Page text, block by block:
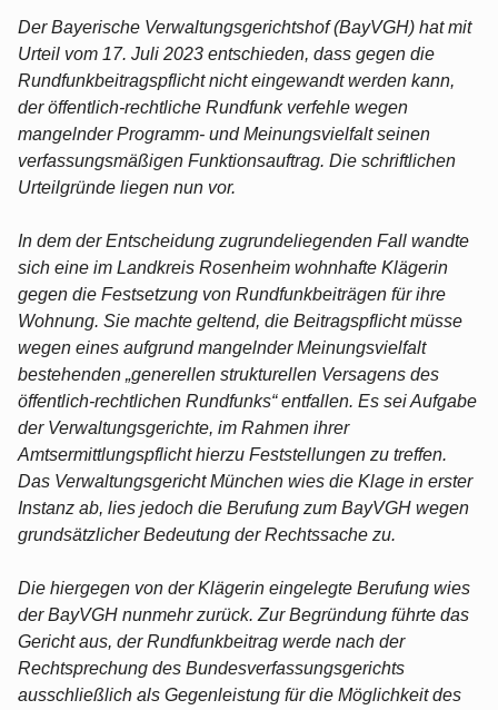
Der Bayerische Verwaltungsgerichtshof (BayVGH) hat mit
Urteil vom 17. Juli 2023 entschieden, dass gegen die
Rundfunkbeitragspflicht nicht eingewandt werden kann,
der öffentlich-rechtliche Rundfunk verfehle wegen
mangelnder Programm- und Meinungsvielfalt seinen
verfassungsmäßigen Funktionsauftrag. Die schriftlichen
Urteilgründe liegen nun vor.
In dem der Entscheidung zugrundeliegenden Fall wandte
sich eine im Landkreis Rosenheim wohnhafte Klägerin
gegen die Festsetzung von Rundfunkbeiträgen für ihre
Wohnung. Sie machte geltend, die Beitragspflicht müsse
wegen eines aufgrund mangelnder Meinungsvielfalt
bestehenden „generellen strukturellen Versagens des
öffentlich-rechtlichen Rundfunks“ entfallen. Es sei Aufgabe
der Verwaltungsgerichte, im Rahmen ihrer
Amtsermittlungspflicht hierzu Feststellungen zu treffen.
Das Verwaltungsgericht München wies die Klage in erster
Instanz ab, lies jedoch die Berufung zum BayVGH wegen
grundsätzlicher Bedeutung der Rechtssache zu.
Die hiergegen von der Klägerin eingelegte Berufung wies
der BayVGH nunmehr zurück. Zur Begründung führte das
Gericht aus, der Rundfunkbeitrag werde nach der
Rechtsprechung des Bundesverfassungsgerichts
ausschließlich als Gegenleistung für die Möglichkeit des